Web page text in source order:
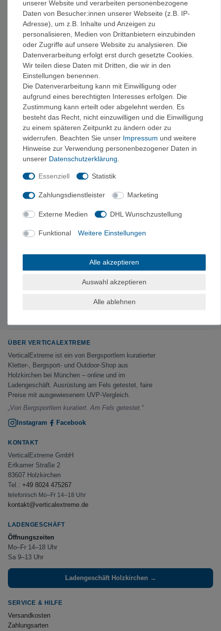
Routenbeschreibungen, Topos, Wanderkarten sowie Hütten-
und Etappenführer mit Höhenprofilen und GPS-Daten.
Planung mit der richtigen Literatur
Ob gemütliche Talwanderung, alpine Hüttentour oder
anspruchsvolles Trekking: Mit der passenden Literatur planst du
Etappen, Schwierigkeit und Verpflegung sicher im Voraus. Achte
auf das Erscheinungsjahr und die Region, damit Wegfreigaben
und Hüttendaten aktuell sind.
Unser Tipp
Du bist unsicher? Frag uns – wir helfen dir gern, den richtigen
Führer für dein Ziel und dein Können zu finden.
Ebenfalls interessant:
Eiskletterführer Hochtourenführer
FernreisenundAV-/SAC-Führer. Passende Ausrüstung für
Newsletter abonnieren
Exklusive Angebote & Tipps vom Berg – kein Spam,
Jetzt anmelden →
ÜBER VERTICALEXTREME
VerticalExtreme ist ein von Bergsportlern kuratierter
Kletter-, Bergsport- und Outdoor-Shop aus
Holzkirchen bei München – online und im
Ladengeschäft. Ausrüstung am Fels getestet, faire
Preise mit ausgewiesenem UVP-Vergleich.
„Von Bergsportlern kuratiert. Am Fels getestet.“
Instagram
Facebook
KONTAKT
VerticalExtreme GmbH
Erlkamer Straße 2
83607 Holzkirchen
Tel.: +49 8024 475267
telefonisch Mo–Fr 14–18 Uhr
kontakt@verticalextreme.de
LADENGESCHÄFT
Öffnungszeiten
Mo–Fr 14–18 Uhr
Sa 9–13 Uhr
Ladengeschäft Holzkirchen →
SERVICE & HILFE
Versandkosten
Zahlungsarten
unserer Website und verarbeiten personenbezogene
Daten von Besucher:innen unserer Webseite (z.B. IP-
Adresse), um z.B. Inhalte und Anzeigen zu
personalisieren, Medien von Drittanbietern einzubinden
oder Zugriffe auf unsere Website zu analysieren. Die
Datenverarbeitung erfolgt erst durch gesetzte Cookies.
Wir teilen diese Daten mit Dritten, die wir in den
Einstellungen benennen.
Die Datenverarbeitung kann mit Einwilligung oder
aufgrund eines berechtigten Interesses erfolgen. Die
Zustimmung kann erteilt oder abgelehnt werden. Es
besteht das Recht, nicht einzuwilligen und die Einwilligung
zu einem späteren Zeitpunkt zu ändern oder zu
widerrufen. Beachten Sie unser Impressum und weitere
Hinweise zur Verwendung personenbezogener Daten in
unserer Daten­schutz­erklärung
Essenziell Statistik
Zahlungsdienstleister Marketing
Externe Medien DHL Wunschzustellung
Funktional Weitere Einstellungen
Alle akzeptieren
Auswahl akzeptieren
Alle ablehnen